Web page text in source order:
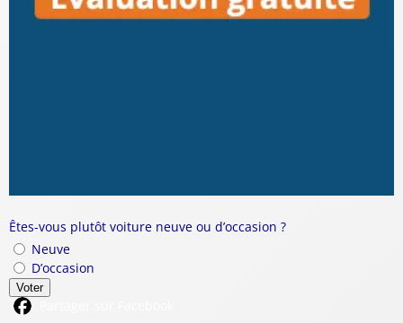
Êtes-vous plutôt voiture neuve ou d’occasion ?
Neuve
D’occasion
Voter